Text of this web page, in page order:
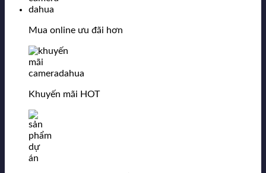
Mua online ưu đãi hơn
Khuyến mãi HOT